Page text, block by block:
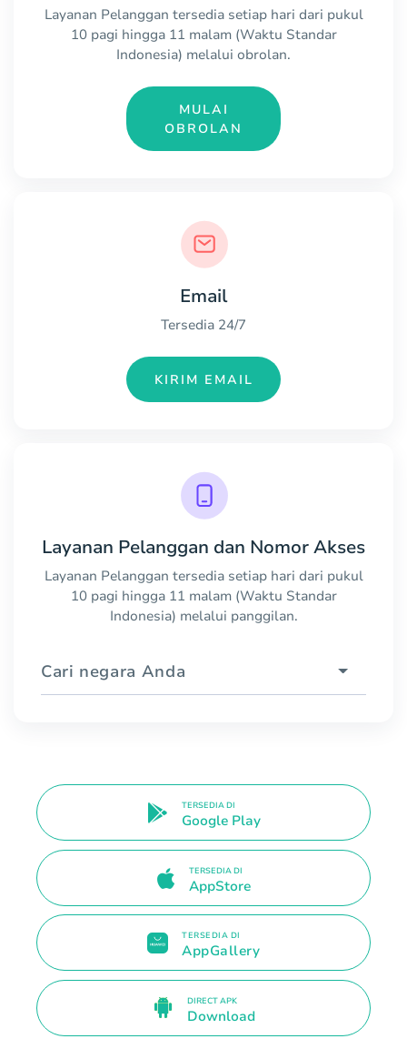
Layanan Pelanggan tersedia setiap hari dari pukul
10 pagi hingga 11 malam (Waktu Standar
Indonesia) melalui obrolan.
MULAI
OBROLAN
Email
Tersedia 24/7
KIRIM EMAIL
Layanan Pelanggan dan Nomor Akses
Layanan Pelanggan tersedia setiap hari dari pukul
10 pagi hingga 11 malam (Waktu Standar
Indonesia) melalui panggilan.
Cari negara Anda
TERSEDIA DI
Google Play
TERSEDIA DI
AppStore
TERSEDIA DI
AppGallery
DIRECT APK
Download